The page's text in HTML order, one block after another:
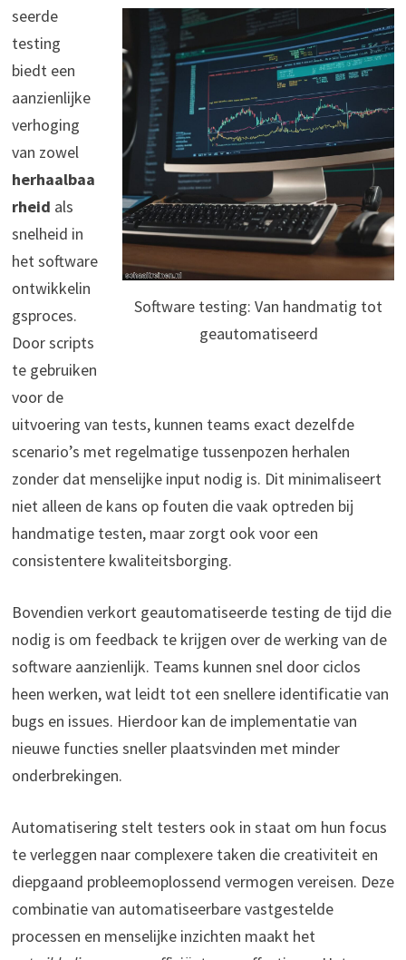
Software testing: Van handmatig tot
geautomatiseerd
seerde
testing
biedt een
aanzienlijke
verhoging
van zowel
herhaalbaa
rheid als
snelheid in
het software
ontwikkelin
gsproces.
Door scripts
te gebruiken
voor de
uitvoering van tests, kunnen teams exact dezelfde
scenario’s met regelmatige tussenpozen herhalen
zonder dat menselijke input nodig is. Dit minimaliseert
niet alleen de kans op fouten die vaak optreden bij
handmatige testen, maar zorgt ook voor een
consistentere kwaliteitsborging.
Bovendien verkort geautomatiseerde testing de tijd die
nodig is om feedback te krijgen over de werking van de
software aanzienlijk. Teams kunnen snel door ciclos
heen werken, wat leidt tot een snellere identificatie van
bugs en issues. Hierdoor kan de implementatie van
nieuwe functies sneller plaatsvinden met minder
onderbrekingen.
Automatisering stelt testers ook in staat om hun focus
te verleggen naar complexere taken die creativiteit en
diepgaand probleemoplossend vermogen vereisen. Deze
combinatie van automatiseerbare vastgestelde
processen en menselijke inzichten maakt het